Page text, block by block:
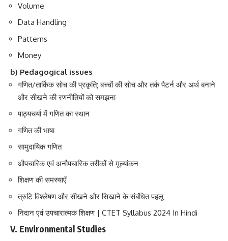
Volume
Data Handling
Patterns
Money
b) Pedagogical issues
गणित/तार्किक सोच की प्रकृति; बच्चों की सोच और तर्क पैटर्न और अर्थ बनाने
और सीखने की रणनीतियों को समझना
पाठ्यचर्या में गणित का स्थान
गणित की भाषा
सामुदायिक गणित
औपचारिक एवं अनौपचारिक तरीकों से मूल्यांकन
शिक्षण की समस्याएँ
त्रुटि विश्लेषण और सीखने और सिखाने के संबंधित पहलू
निदान एवं उपचारात्मक शिक्षण | CTET Syllabus 2024 In Hindi
V. Environmental Studies